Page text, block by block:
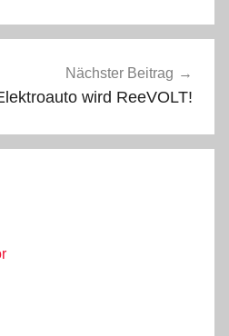
Nächster Beitrag
wird ReeVOLT!